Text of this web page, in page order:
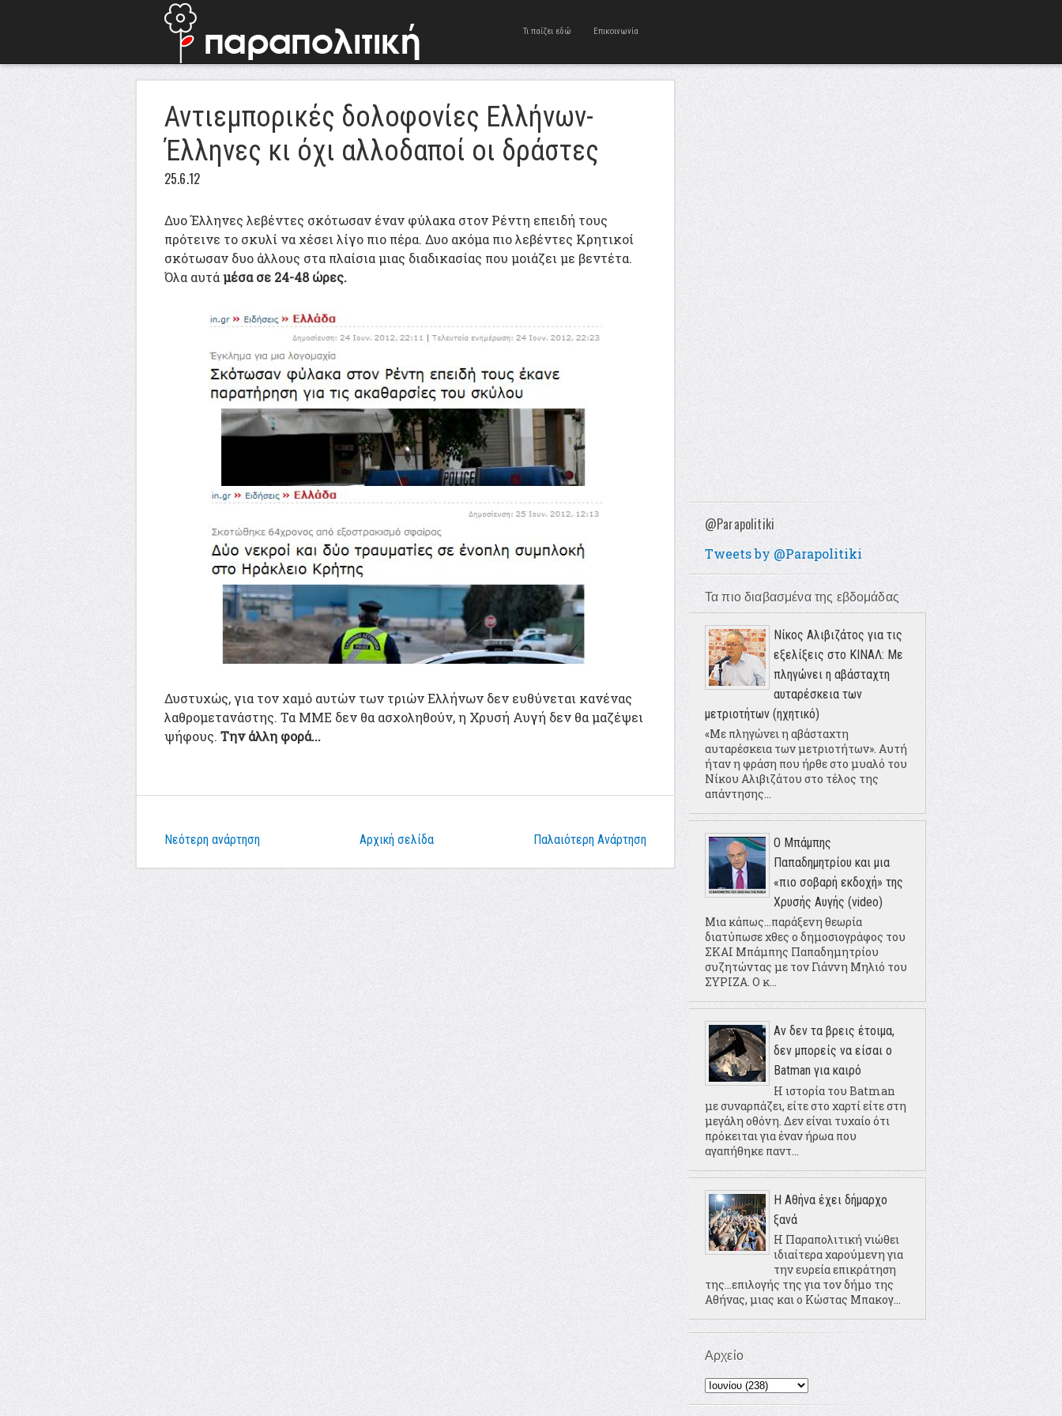
Τι παίζει εδώ Επικοινωνία
Αντιεμπορικές δολοφονίες Ελλήνων-
Έλληνες κι όχι αλλοδαποί οι δράστες
25.6.12
Δυο Έλληνες λεβέντες σκότωσαν έναν φύλακα στον Ρέντη επειδή τους
πρότεινε το σκυλί να χέσει λίγο πιο πέρα. Δυο ακόμα πιο λεβέντες Κρητικοί
σκότωσαν δυο άλλους στα πλαίσια μιας διαδικασίας που μοιάζει με βεντέτα.
Όλα αυτάμέσα σε 24-48 ώρες.
Δυστυχώς, για τον χαμό αυτών των τριών Ελλήνων δεν ευθύνεται κανένας
λαθρομετανάστης. Τα ΜΜΕ δεν θα ασχοληθούν, η Χρυσή Αυγή δεν θα μαζέψει
ψήφους. Την άλλη φορά...
Νεότερη ανάρτηση Παλαιότερη Ανάρτηση
Αρχική σελίδα
@Parapolitiki
Tweets by @Parapolitiki
Τα πιο διαβασμένα της εβδομάδας
Νίκος Αλιβιζάτος για τις
εξελίξεις στο ΚΙΝΑΛ: Με
πληγώνει η αβάσταχτη
αυταρέσκεια των
μετριοτήτων (ηχητικό)
«Με πληγώνει η αβάσταχτη
αυταρέσκεια των μετριοτήτων». Αυτή
ήταν η φράση που ήρθε στο μυαλό του
Νίκου Αλιβιζάτου στο τέλος της
απάντησης...
Ο Μπάμπης
Παπαδημητρίου και μια
«πιο σοβαρή εκδοχή» της
Χρυσής Αυγής (video)
Μια κάπως...παράξενη θεωρία
διατύπωσε χθες ο δημοσιογράφος του
ΣΚΑΙ Μπάμπης Παπαδημητρίου
συζητώντας με τον Γιάννη Μηλιό του
ΣΥΡΙΖΑ. Ο κ...
Αν δεν τα βρεις έτοιμα,
δεν μπορείς να είσαι ο
Batman για καιρό
Η ιστορία του Batman
με συναρπάζει, είτε στο χαρτί είτε στη
μεγάλη οθόνη. Δεν είναι τυχαίο ότι
πρόκειται για έναν ήρωα που
αγαπήθηκε παντ...
Η Αθήνα έχει δήμαρχο
ξανά
Η Παραπολιτική νιώθει
ιδιαίτερα χαρούμενη για
την ευρεία επικράτηση
της...επιλογής της για τον δήμο της
Αθήνας, μιας και ο Κώστας Μπακογ...
Αρχείο